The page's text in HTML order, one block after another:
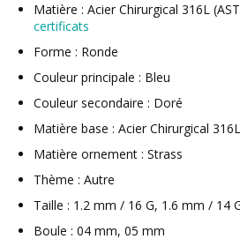
Matière : Acier Chirurgical 316L
certificats
Forme : Ronde
Couleur principale : Bleu
Couleur secondaire : Doré
Matière base : Acier Chirurgical 316L
Matière ornement : Strass
Thème : Autre
Taille : 1.2 mm / 16 G, 1.6 mm / 14
Boule : 04 mm, 05 mm